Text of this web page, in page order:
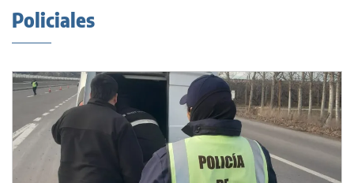
Policiales